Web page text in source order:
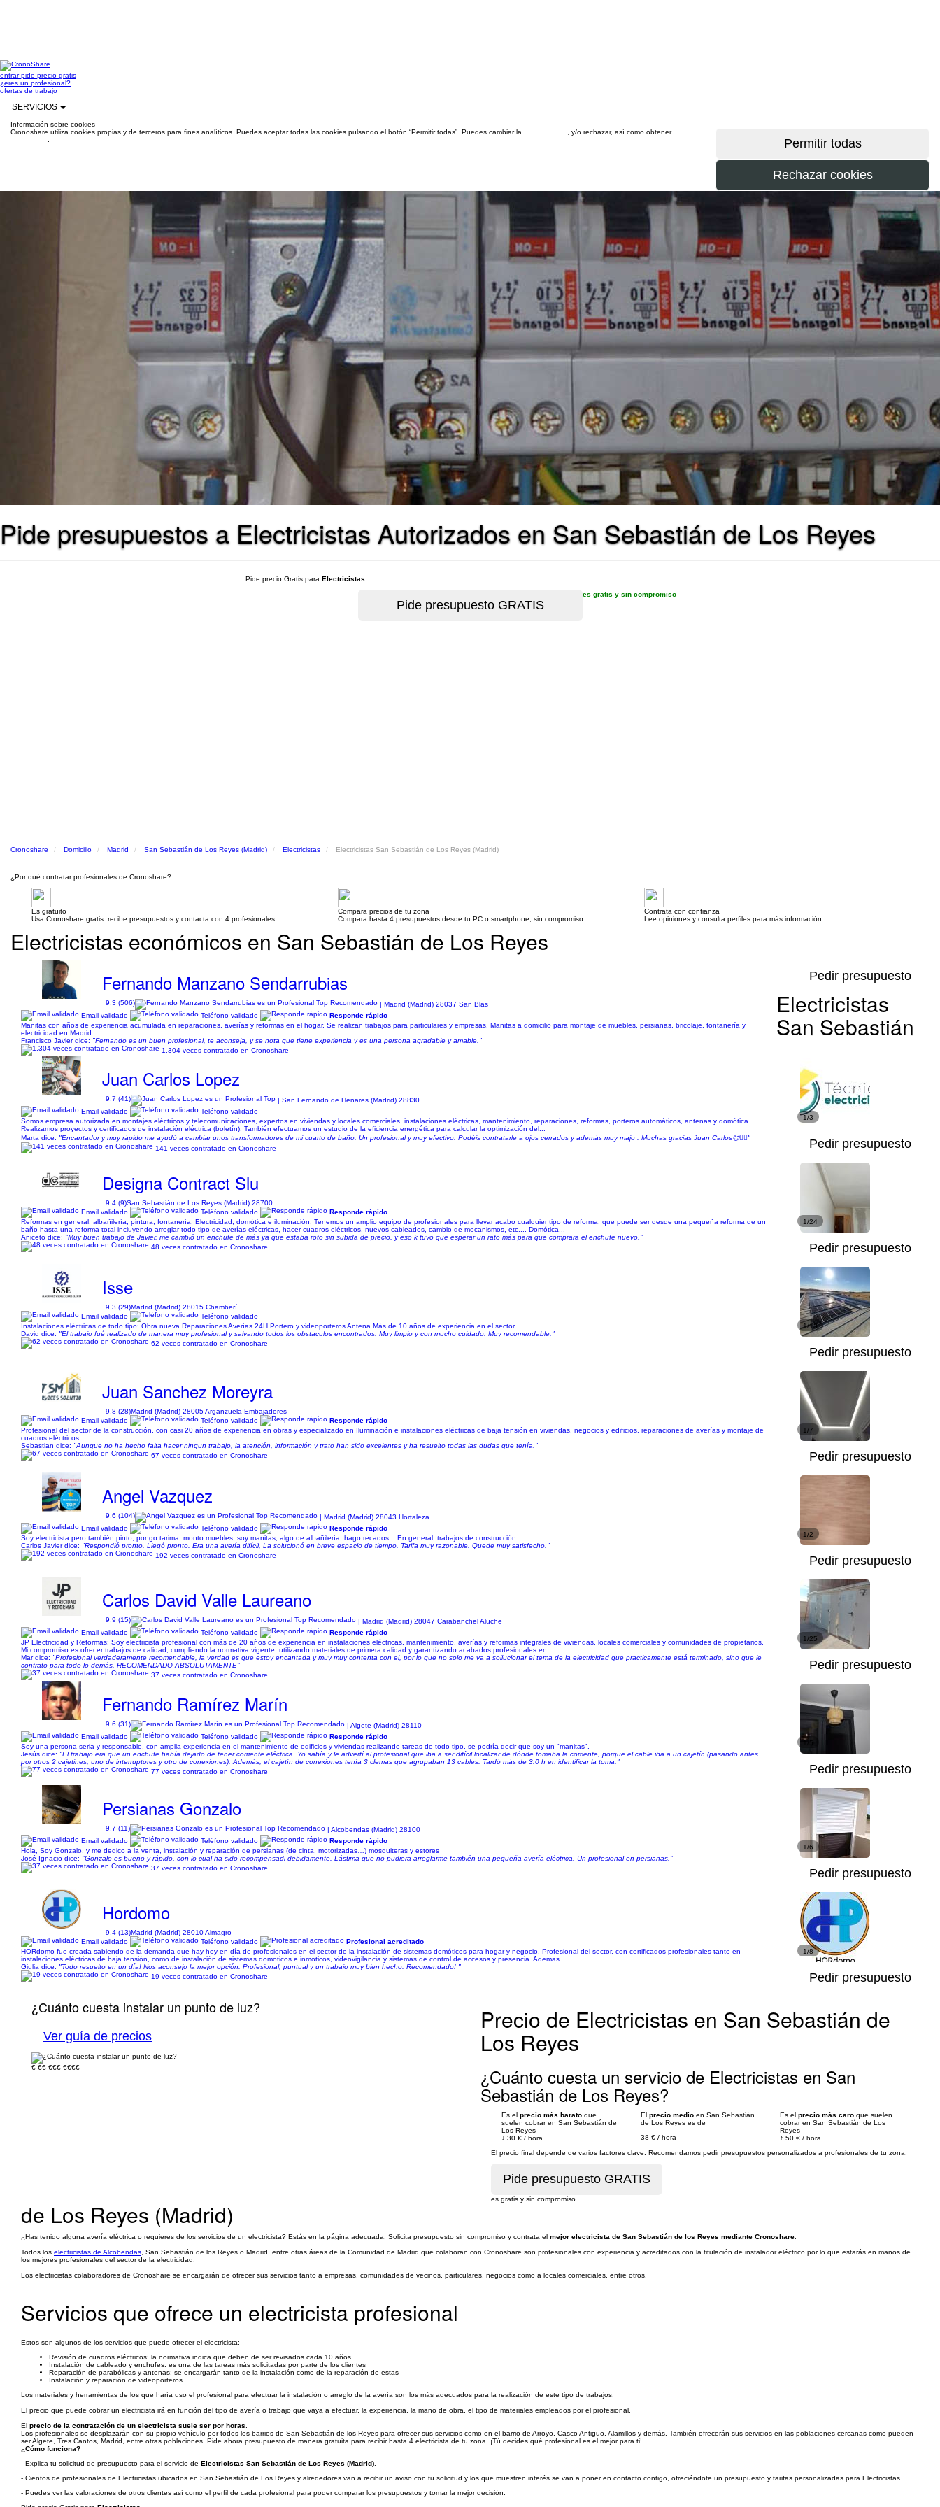
entrarpide precio gratis
¿eres un profesional?
ofertas de trabajo
SERVICIOS
Información sobre cookies
Cronoshare utiliza cookies propias y de terceros para fines analíticos. Puedes aceptar todas las cookies pulsando el botón “Permitir todas”. Puedes cambiar la
, y/o rechazar, así como obtener
Pide presupuestos a Electricistas Autorizados en San Sebastián de Los Reyes
Pide precio Gratis para Electricistas
es gratis y sin compromiso
Cronoshare Domicilio Madrid San Sebastián de Los Reyes (Madrid) Electricistas Electricistas San Sebastián de Los Reyes (Madrid)
¿Por qué contratar profesionales de Cronoshare?
Es gratuito
Usa Cronoshare gratis: recibe presupuestos y contacta con 4 profesionales.
Compara precios de tu zona
Compara hasta 4 presupuestos desde tu PC o smartphone, sin compromiso.
Contrata con confianza
Lee opiniones y consulta perfiles para más información.
Electricistas económicos en San Sebastián de Los Reyes
Fernando Manzano Sendarrubias
9,3 (506)
| Madrid (Madrid) 28037 San Blas
Email validado
Teléfono validado
Responde rápido
Manitas con años de experiencia acumulada en reparaciones, averías y reformas en el hogar. Se realizan trabajos para particulares y empresas. Manitas a domicilio para montaje de muebles, persianas, bricolaje, fontanería y
electricidad en Madrid.
Francisco Javier dice: "Fernando es un buen profesional, te aconseja, y se nota que tiene experiencia y es una persona agradable y amable."
1.304 veces contratado en Cronoshare
Pedir presupuesto
Juan Carlos Lopez
9,7 (41)
| San Fernando de Henares (Madrid) 28830
Email validado
Teléfono validado
Somos empresa autorizada en montajes eléctricos y telecomunicaciones, expertos en viviendas y locales comerciales, instalaciones eléctricas, mantenimiento, reparaciones, reformas, porteros automáticos, antenas y domótica.
Realizamos proyectos y certificados de instalación eléctrica (boletín). También efectuamos un estudio de la eficiencia energética para calcular la optimización del...
Marta dice: "Encantador y muy rápido me ayudó a cambiar unos transformadores de mi cuarto de baño. Un profesional y muy efectivo. Podéis contratarle a ojos cerrados y además muy majo . Muchas gracias Juan Carlos😊👌🏻"
141 veces contratado en Cronoshare
1/3
Pedir presupuesto
Designa Contract Slu
9,4 (9)San Sebastián de Los Reyes (Madrid) 28700
Email validado
Teléfono validado
Responde rápido
Reformas en general, albañilería, pintura, fontanería, Electricidad, domótica e iluminación. Tenemos un amplio equipo de profesionales para llevar acabo cualquier tipo de reforma, que puede ser desde una pequeña reforma de un
baño hasta una reforma total incluyendo arreglar todo tipo de averías eléctricas, hacer cuadros eléctricos, nuevos cableados, cambio de mecanismos, etc.... Domótica...
Aniceto dice: "Muy buen trabajo de Javier, me cambió un enchufe de más ya que estaba roto sin subida de precio, y eso k tuvo que esperar un rato más para que comprara el enchufe nuevo."
48 veces contratado en Cronoshare
1/24
Pedir presupuesto
Isse
9,3 (29)Madrid (Madrid) 28015 Chamberí
Email validado
Teléfono validado
Instalaciones eléctricas de todo tipo: Obra nueva Reparaciones Averías 24H Portero y videoporteros Antena Más de 10 años de experiencia en el sector
David dice: "El trabajo fué realizado de manera muy profesional y salvando todos los obstaculos encontrados. Muy limpio y con mucho cuidado. Muy recomendable."
62 veces contratado en Cronoshare
1/13
Pedir presupuesto
Juan Sanchez Moreyra
9,8 (28)Madrid (Madrid) 28005 Arganzuela Embajadores
Email validado
Teléfono validado
Responde rápido
Profesional del sector de la construcción, con casi 20 años de experiencia en obras y especializado en Iluminación e instalaciones eléctricas de baja tensión en viviendas, negocios y edificios, reparaciones de averías y montaje de
cuadros eléctricos.
Sebastian dice: "Aunque no ha hecho falta hacer ningun trabajo, la atención, información y trato han sido excelentes y ha resuelto todas las dudas que tenía."
67 veces contratado en Cronoshare
1/7
Pedir presupuesto
Angel Vazquez
9,6 (104)
| Madrid (Madrid) 28043 Hortaleza
Email validado
Teléfono validado
Responde rápido
Soy electricista pero también pinto, pongo tarima, monto muebles, soy manitas, algo de albañilería, hago recados... En general, trabajos de construcción.
Carlos Javier dice: "Respondió pronto. Llegó pronto. Era una avería difícil, La solucionó en breve espacio de tiempo. Tarifa muy razonable. Quede muy satisfecho."
192 veces contratado en Cronoshare
1/2
Pedir presupuesto
Carlos David Valle Laureano
9,9 (15)
| Madrid (Madrid) 28047 Carabanchel Aluche
Email validado
Teléfono validado
Responde rápido
JP Electricidad y Reformas: Soy electricista profesional con más de 20 años de experiencia en instalaciones eléctricas, mantenimiento, averías y reformas integrales de viviendas, locales comerciales y comunidades de propietarios.
Mi compromiso es ofrecer trabajos de calidad, cumpliendo la normativa vigente, utilizando materiales de primera calidad y garantizando acabados profesionales en...
Mar dice: "Profesional verdaderamente recomendable, la verdad es que estoy encantada y muy muy contenta con el, por lo que no solo me va a sollucionar el tema de la electricidad que practicamente está terminado, sino que le
contrato para todo lo demás. RECOMENDADO ABSOLUTAMENTE"
37 veces contratado en Cronoshare
1/25
Pedir presupuesto
Fernando Ramírez Marín
9,6 (31)
| Algete (Madrid) 28110
Email validado
Teléfono validado
Responde rápido
Soy una persona seria y responsable, con amplia experiencia en el mantenimiento de edificios y viviendas realizando tareas de todo tipo, se podría decir que soy un "manitas".
Jesús dice: "El trabajo era que un enchufe había dejado de tener corriente eléctrica. Yo sabía y le advertí al profesional que iba a ser difícil localizar de dónde tomaba la corriente, porque el cable iba a un cajetín (pasando antes
por otros 2 cajetines, uno de interruptores y otro de conexiones). Además, el cajetín de conexiones tenía 3 clemas que agrupaban 13 cables. Tardó más de 3.0 h en identificar la toma."
77 veces contratado en Cronoshare
1/5
Pedir presupuesto
Persianas Gonzalo
9,7 (11)
| Alcobendas (Madrid) 28100
Email validado
Teléfono validado
Responde rápido
Hola, Soy Gonzalo, y me dedico a la venta, instalación y reparación de persianas (de cinta, motorizadas…) mosquiteras y estores
José Ignacio dice: "Gonzalo es bueno y rápido, con lo cual ha sido recompensadi debidamente. Lástima que no pudiera arreglarme también una pequeña avería eléctrica. Un profesional en persianas."
37 veces contratado en Cronoshare
1/6
Pedir presupuesto
Hordomo
9,4 (13)Madrid (Madrid) 28010 Almagro
Email validado
Teléfono validado
Profesional acreditado
HORdomo fue creada sabiendo de la demanda que hay hoy en día de profesionales en el sector de la instalación de sistemas domóticos para hogar y negocio. Profesional del sector, con certificados profesionales tanto en
instalaciones eléctricas de baja tensión, como de instalación de sistemas domoticos e inmoticos, videovigilancia y sistemas de control de accesos y presencia. Ademas...
Giulia dice: "Todo resuelto en un día! Nos aconsejo la mejor opción. Profesional, puntual y un trabajo muy bien hecho. Recomendado! "
19 veces contratado en Cronoshare
1/8
Pedir presupuesto
¿Cuánto cuesta instalar un punto de luz?
Ver guía de precios
€ €€ €€€ €€€€
Precio de Electricistas en San Sebastián de
Los Reyes
¿Cuánto cuesta un servicio de Electricistas en San
Sebastián de Los Reyes?
Es el precio más barato que
suelen cobrar en San Sebastián de
Los Reyes
↓ 30 € / hora
El precio medio en San Sebastián
de Los Reyes es de
38 € / hora
Es el precio más caro que suelen
cobrar en San Sebastián de Los
Reyes
↑ 50 € / hora
El precio final depende de varios factores clave. Recomendamos pedir presupuestos personalizados a profesionales de tu zona.
es gratis y sin compromiso
Electricistas
San Sebastián
de Los Reyes (Madrid)
¿Has tenido alguna avería eléctrica o requieres de los servicios de un electricista? Estás en la página adecuada. Solicita presupuesto sin compromiso y contrata el mejor electricista de San Sebastián de los Reyes mediante Cronoshare
Todos los electricistas de Alcobendas , San Sebastián de los Reyes o Madrid, entre otras áreas de la Comunidad de Madrid que colaboran con Cronoshare son profesionales con experiencia y acreditados con la titulación de instalador eléctrico por lo que estarás en manos de
los mejores profesionales del sector de la electricidad.
Los electricistas colaboradores de Cronoshare se encargarán de ofrecer sus servicios tanto a empresas, comunidades de vecinos, particulares, negocios como a locales comerciales, entre otros.
Servicios que ofrece un electricista profesional
Estos son algunos de los servicios que puede ofrecer el electricista:
Revisión de cuadros eléctricos: la normativa indica que deben de ser revisados cada 10 años
Instalación de cableado y enchufes: es una de las tareas más solicitadas por parte de los clientes
Reparación de parabólicas y antenas: se encargarán tanto de la instalación como de la reparación de estas
Instalación y reparación de videoporteros
Los materiales y herramientas de los que haría uso el profesional para efectuar la instalación o arreglo de la avería son los más adecuados para la realización de este tipo de trabajos.
El precio que puede cobrar un electricista irá en función del tipo de avería o trabajo que vaya a efectuar, la experiencia, la mano de obra, el tipo de materiales empleados por el profesional.
El precio de la contratación de un electricista suele ser por horas
Los profesionales se desplazarán con su propio vehículo por todos los barrios de San Sebastián de los Reyes para ofrecer sus servicios como en el barrio de Arroyo, Casco Antiguo, Alamillos y demás. También ofrecerán sus servicios en las poblaciones cercanas como pueden
ser Algete, Tres Cantos, Madrid, entre otras poblaciones. Pide ahora presupuesto de manera gratuita para recibir hasta 4 electricista de tu zona. ¡Tú decides qué profesional es el mejor para ti!
¿Cómo funciona?
- Explica tu solicitud de presupuesto para el servicio de Electricistas San Sebastián de Los Reyes (Madrid)
- Cientos de profesionales de Electricistas ubicados en San Sebastián de Los Reyes y alrededores van a recibir un aviso con tu solicitud y los que muestren interés se van a poner en contacto contigo, ofreciéndote un presupuesto y tarifas personalizadas para Electricistas.
- Puedes ver las valoraciones de otros clientes así como el perfil de cada profesional para poder comparar los presupuestos y tomar la mejor decisión.